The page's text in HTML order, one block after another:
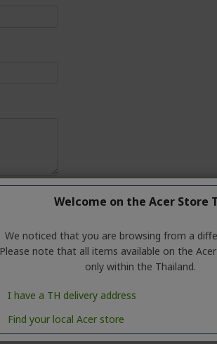
Welcome on the Acer Store
We noticed that you are browsing from a
Please note that all items available on the
only within the Thailand.
I have a TH delivery address
Find your local Acer store